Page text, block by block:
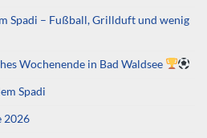
Spadi – Fußball, Grillduft und wenig
Wochenende in Bad Waldsee
Spadi
2026